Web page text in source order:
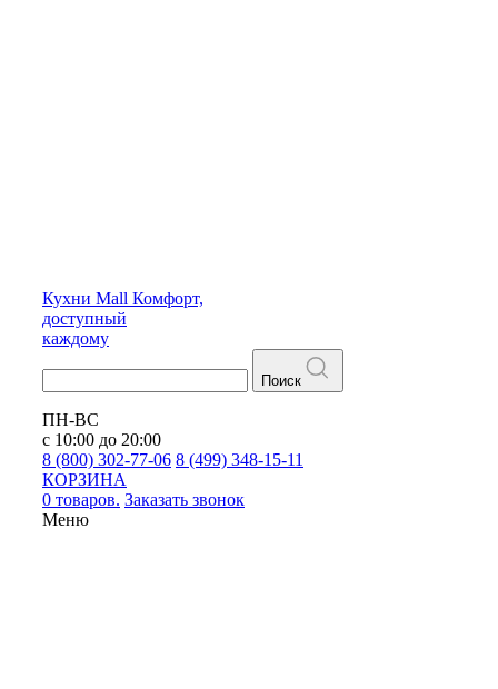
Кухни Mall Комфорт,
доступный
каждому
Поиск
ПН-ВС
с 10:00 до 20:00
8 (800) 302-77-06 8 (499) 348-15-11
КОРЗИНА
0 товаров. Заказать звонок
Меню